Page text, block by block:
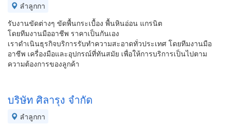
ลำลูกกา
รับงานขัดต่างๆ ขัดพื้นกระเบื้อง พื้นหินอ่อน แกรนิต
โดยทีมงานมืออาชีพ ราคาเป็นกันเอง
เราดำเนินธุรกิจบริการรับทำความสะอาดทั่วประเทศ โดยทีมงานมือ
อาชีพ เครื่องมือและอุปกรณ์ที่ทันสมัย เพื่อให้การบริการเป็นไปตาม
ความต้องการของลูกค้า
บริษัท ศิลารุง จำกัด
ลำลูกกา